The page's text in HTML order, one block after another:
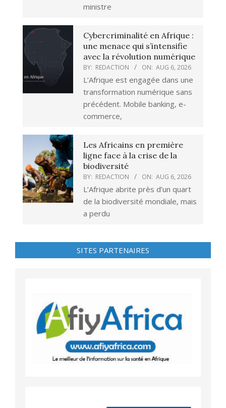
ministre
Cybercriminalité en Afrique :
une menace qui s’intensifie
avec la révolution numérique
BY: REDACTION ON: AUG 6, 2026
L’Afrique est engagée dans une
transformation numérique sans
précédent. Mobile banking, e-
commerce,
Les Africains en première
ligne face à la crise de la
biodiversité
BY: REDACTION ON: AUG 6, 2026
L’Afrique abrite près d’un quart
de la biodiversité mondiale, mais
a perdu
SITES PARTENAIRES